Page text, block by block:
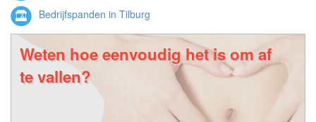
Bedrijfspanden in Tilburg
Weten hoe eenvoudig het is om af
te vallen?